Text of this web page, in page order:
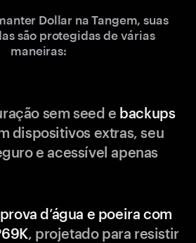
Dollar na Tangem, suas
são protegidas de várias
maneiras:
sem seed e backups
dispositivos extras, seu
e acessível apenas
d’água e poeira com
, projetado para resistir